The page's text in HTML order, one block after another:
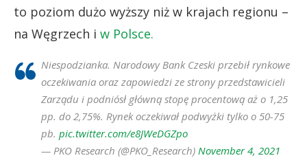
to poziom dużo wyższy niż w krajach regionu –
na Węgrzech i w Polsce.
Niespodzianka. Narodowy Bank Czeski przebił rynkowe
oczekiwania oraz zapowiedzi ze strony przedstawicieli
Zarządu i podniósł główną stopę procentową aż o 1,25
pp. do 2,75%. Rynek oczekiwał podwyżki tylko o 50-75
pb. pic.twitter.com/e8JWeDGZpo
— PKO Research (@PKO_Research) November 4, 2021